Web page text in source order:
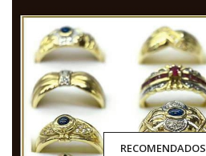
RECOMENDADOS